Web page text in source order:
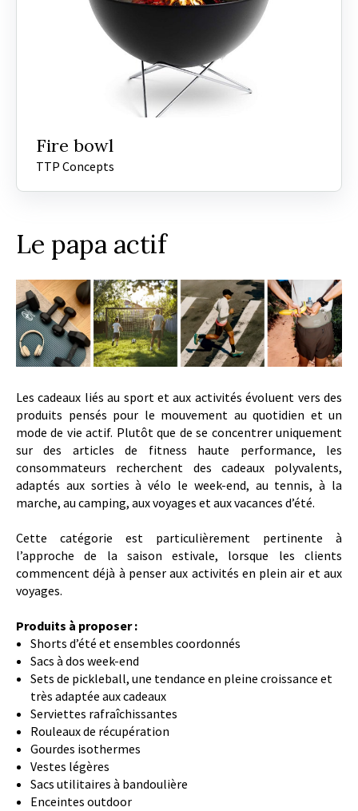
Fire bowl
TTP Concepts
Le papa actif
Les cadeaux liés au sport et aux activités évoluent vers des
produits pensés pour le mouvement au quotidien et un
mode de vie actif. Plutôt que de se concentrer uniquement
sur des articles de fitness haute performance, les
consommateurs recherchent des cadeaux polyvalents,
adaptés aux sorties à vélo le week-end, au tennis, à la
marche, au camping, aux voyages et aux vacances d’été.
Cette catégorie est particulièrement pertinente à
l’approche de la saison estivale, lorsque les clients
commencent déjà à penser aux activités en plein air et aux
voyages.
Produits à proposer :
Shorts d’été et ensembles coordonnés
Sacs à dos week-end
Sets de pickleball, une tendance en pleine croissance et
très adaptée aux cadeaux
Serviettes rafraîchissantes
Rouleaux de récupération
Gourdes isothermes
Vestes légères
Sacs utilitaires à bandoulière
Enceintes outdoor